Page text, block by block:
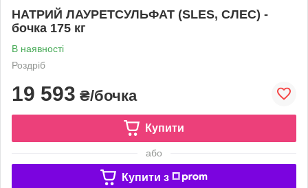
НАТРИЙ ЛАУРЕТСУЛЬФАТ (SLES, СЛЕС) -
бочка 175 кг
В наявності
Роздріб
19 593 ₴/бочка
Купити
або
Купити з